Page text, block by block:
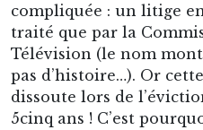
compliquée : un litige
traité que par la
Télévision (le nom
pas d’histoire…). Or
dissoute lors de
5cinq ans ! C’est